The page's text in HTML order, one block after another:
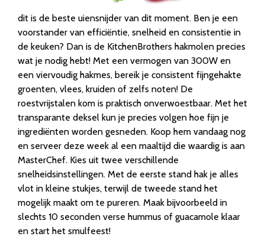
dit is de beste uiensnijder van dit moment. Ben je een
voorstander van efficiëntie, snelheid en consistentie in
de keuken? Dan is de KitchenBrothers hakmolen precies
wat je nodig hebt! Met een vermogen van 300W en
een viervoudig hakmes, bereik je consistent fijngehakte
groenten, vlees, kruiden of zelfs noten! De
roestvrijstalen kom is praktisch onverwoestbaar. Met het
transparante deksel kun je precies volgen hoe fijn je
ingrediënten worden gesneden. Koop hem vandaag nog
en serveer deze week al een maaltijd die waardig is aan
MasterChef. Kies uit twee verschillende
snelheidsinstellingen. Met de eerste stand hak je alles
vlot in kleine stukjes, terwijl de tweede stand het
mogelijk maakt om te pureren. Maak bijvoorbeeld in
slechts 10 seconden verse hummus of guacamole klaar
en start het smulfeest!